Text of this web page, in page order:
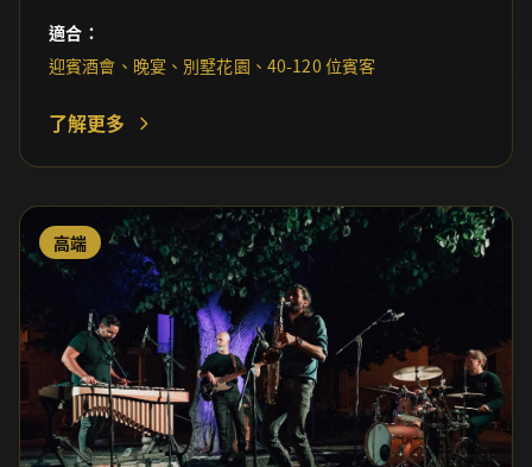
適合：
迎賓酒會、晚宴、別墅花園、40-120 位賓客
了解更多
高端